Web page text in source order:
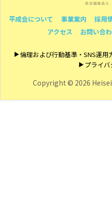
平成会について 事業案内 採用
アクセス
お問い合
倫理および行動基準・SNS運用
プライ
Copyright © 2026